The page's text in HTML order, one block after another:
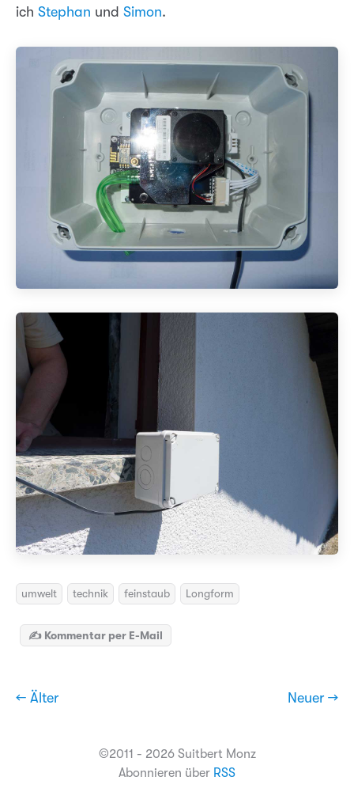
ich Stephan und Simon.
umwelt technik feinstaub Longform
✍️ Kommentar per E-Mail
← Älter Neuer →
©2011 - 2026 Suitbert Monz
Abonnieren über RSS